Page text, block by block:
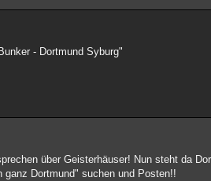
- Dortmund Syburg"
über Geisterhäuser! Nun steht da
ganz Dortmund" suchen und Posten!!